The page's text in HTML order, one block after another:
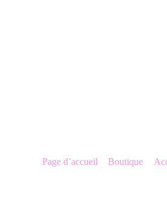
Page d’accueil Boutique